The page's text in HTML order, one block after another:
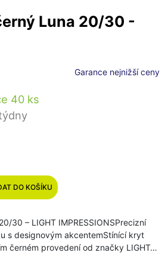
Luna 20/30 -
Garance nejnižší ceny
40 ks
DO KOŠÍKU
30 – LIGHT IMPRESSIONSPrecizní
s designovým akcentemStínící kryt
černém provedení od značky LIGHT…